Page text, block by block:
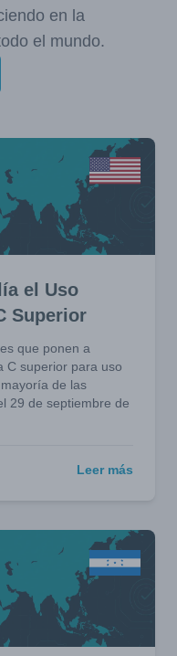
en la
el mundo.
el Uso
Superior
que ponen a
C superior para uso
de las
29 de septiembre de
Leer más